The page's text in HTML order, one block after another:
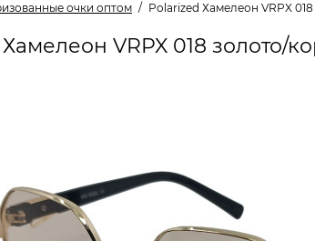
очки оптом Polarized Хамелеон VRPX
VRPX 018 золото/